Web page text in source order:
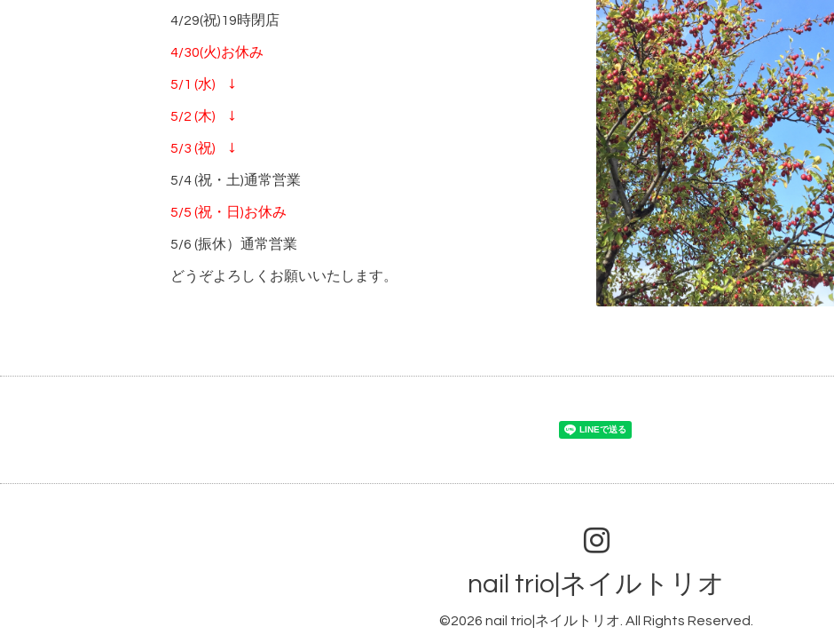
4/29(祝)19時閉店
4/30(火)お休み
5/1 (水) ↓
5/2 (木) ↓
5/3 (祝) ↓
5/4 (祝・土)通常営業
5/5 (祝・日)お休み
5/6 (振休）通常営業
どうぞよろしくお願いいたします。
nail trio|ネイルトリオ
©2026 nail trio|ネイルトリオ. All Rights Reserved.